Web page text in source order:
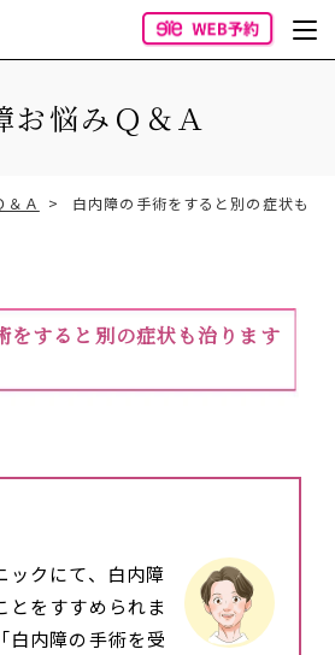
お悩みＱ＆Ａ
＆Ａ
白内障の手術をすると別の症状も
をすると別の症状も治ります
ックにて、白内障
とをすすめられま
白内障の手術を受